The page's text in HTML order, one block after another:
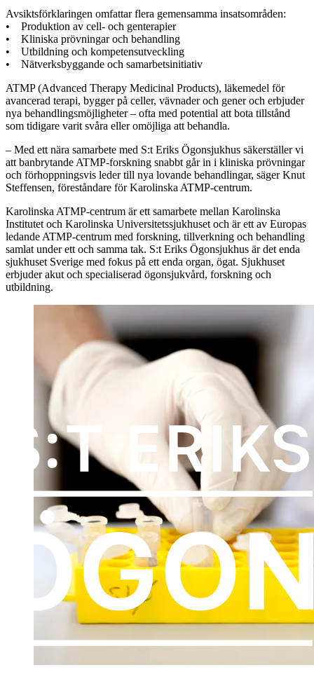
Avsiktsförklaringen omfattar flera gemensamma insatsområden:
• Produktion av cell- och genterapier
• Kliniska prövningar och behandling
• Utbildning och kompetensutveckling
• Nätverksbyggande och samarbetsinitiativ
ATMP (Advanced Therapy Medicinal Products), läkemedel för
avancerad terapi, bygger på celler, vävnader och gener och erbjuder
nya behandlingsmöjligheter – ofta med potential att bota tillstånd
som tidigare varit svåra eller omöjliga att behandla.
– Med ett nära samarbete med S:t Eriks Ögonsjukhus säkerställer vi
att banbrytande ATMP-forskning snabbt går in i kliniska prövningar
och förhoppningsvis leder till nya lovande behandlingar, säger Knut
Steffensen, föreståndare för Karolinska ATMP-centrum.
Karolinska ATMP-centrum är ett samarbete mellan Karolinska
Institutet och Karolinska Universitetssjukhuset och är ett av Europas
ledande ATMP-centrum med forskning, tillverkning och behandling
samlat under ett och samma tak. S:t Eriks Ögonsjukhus är det enda
sjukhuset Sverige med fokus på ett enda organ, ögat. Sjukhuset
erbjuder akut och specialiserad ögonsjukvård, forskning och
utbildning.